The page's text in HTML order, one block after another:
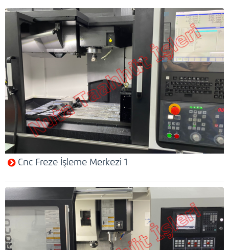
Cnc Freze İşleme Merkezi 1